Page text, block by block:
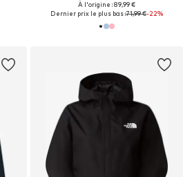
À l'origine : 89,99 €
Dernier prix le plus bas :71,99 €-22%